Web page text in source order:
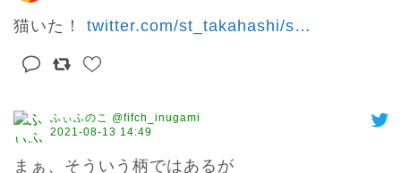
猫いた！ twitter.com/st_takahashi/s…
ふぃふのこ @fifch_inugami
2021-08-13 14:49
まぁ、そういう柄ではあるが